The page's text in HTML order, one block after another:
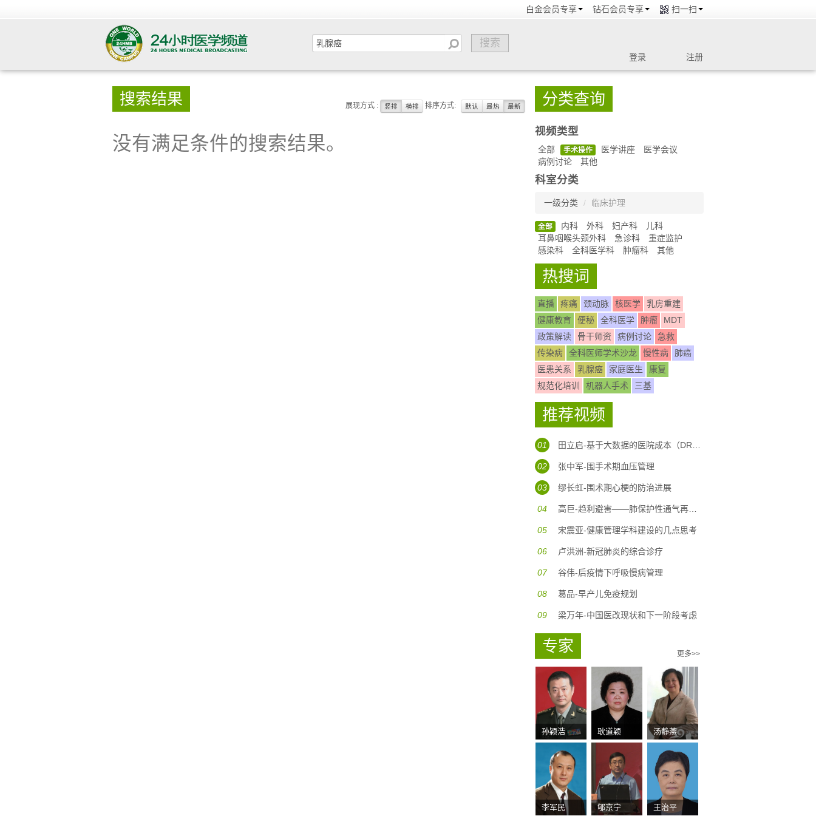
白金会员专享 钻石会员专享 扫一扫
登录 注册
搜索结果 展现方式 : 竖排 横排 排序方式: 默认 最热 最新
没有满足条件的搜索结果。
分类查询
视频类型
全部 手术操作 医学讲座
医学会议
病例讨论
其他
科室分类
一级分类 / 临床护理
全部 内科 外科 妇产科
儿科
耳鼻咽喉头颈外科
急诊科
重症监护
感染科
全科医学科 肿瘤科 其他
热搜词
直播 疼痛 颈动脉 核医学
乳房重建
健康教育
便秘 全科医学 肿瘤
MDT
政策解读
骨干师资 病例讨论
急救
传染病
全科医师学术沙龙 慢性病
肺癌
医患关系
乳腺癌 家庭医生
康复
规范化培训
机器人手术 三基
推荐视频
01 田立启-基于大数据的医院成本（DRG DIP)核算体系构建
02 张中军-围手术期血压管理
03 缪长虹-围术期心梗的防治进展
04 高巨-趋利避害——肺保护性通气再认识
05 宋震亚-健康管理学科建设的几点思考
06 卢洪洲-新冠肺炎的综合诊疗
07 谷伟-后疫情下呼吸慢病管理
08 葛品-早产儿免疫规划
09 梁万年-中国医改现状和下一阶段考虑
专家 更多>>
孙颖浩 耿道颖 汤静燕
李军民 郇京宁 王治平